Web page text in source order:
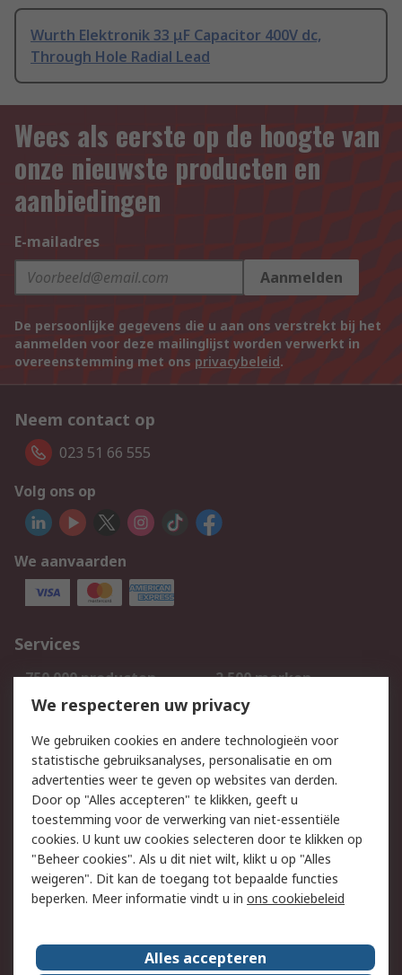
Wurth Elektronik 33 μF Capacitor 400V dc,
Through Hole Radial Lead
Wees als eerste op de hoogte van
onze nieuwste producten en
aanbiedingen
E-mailadres
Aanmelden
De persoonlijke gegevens die u aan ons verstrekt bij het
aanmelden voor deze mailinglijst worden verwerkt in
overeenstemming met ons privacybeleid.
Neem contact op
023 51 66 555
Volg ons op
We aanvaarden
Services
750.000 producten
2.500 merken
Bestellen
Inkoopoplossingen
Track & Trace
Wettelijk
Cookiebeleid
Email veiligheid
Privacybeleid
Websitevoorwaarden
Algemene
verkoopvoorwaarden
Over RS
We respecteren uw privacy
We gebruiken cookies en andere technologieën voor
statistische gebruiksanalyses, personalisatie en om
advertenties weer te geven op websites van derden.
Door op "Alles accepteren" te klikken, geeft u
toestemming voor de verwerking van niet-essentiële
cookies. U kunt uw cookies selecteren door te klikken op
"Beheer cookies". Als u dit niet wilt, klikt u op "Alles
weigeren". Dit kan de toegang tot bepaalde functies
beperken. Meer informatie vindt u in ons cookiebeleid
Alles accepteren